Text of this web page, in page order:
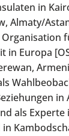
in
Almaty/
in Europa
in
als Experte